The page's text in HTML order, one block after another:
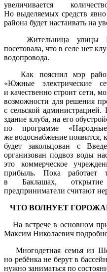
увеличивается
Но выделяемых средств
района будет настаивать на
Жительница улицы
посетовала, что в селе нет
водопровода.
Как пояснил мэр
«Южные электрические
и качественно строит сети,
возможности для решения
с сельской
здание клуба, на его
по программе
же водоснабжение появится,
будет закольцован с
организован подвоз воды
это коммерческое
прибыль. Пока работает
в Баклашах,
предприниматели считают
ЧТО ВОЛНУЕТ
На встрече в основном
Максим Николаевич
Многодетная семья из
но ребёнка не берут в
нужно заниматься по